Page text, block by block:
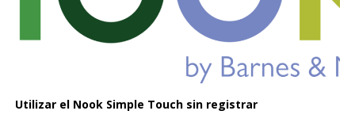
Utilizar el Nook Simple Touch sin registrar